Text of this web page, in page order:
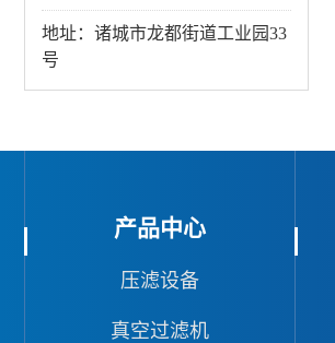
地址：诸城市龙都街道工业园33
号
产品中心
压滤设备
真空过滤机